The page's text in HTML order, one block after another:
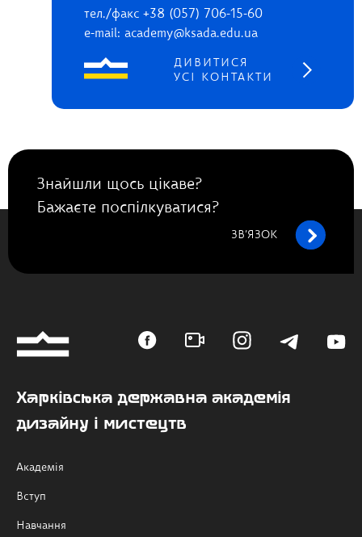
тел./факс +38 (057) 706-15-60
e-mail: academy@ksada.edu.ua
ДИВИТИСЯ
УСІ КОНТАКТИ
Знайшли щось цікаве?
Бажаєте поспілкуватися?
ЗВ’ЯЗОК
Харківська державна академія
дизайну і мистецтв
Академія
Вступ
Навчання